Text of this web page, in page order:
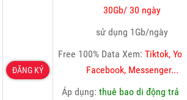
ĐĂNG KÝ
30Gb/ 30 ngày
sử dụng 1Gb/ngày
Free 100% Data Xem: Tiktok,
Facebook, Messenger...
Áp dụng:thuê bao di động trả